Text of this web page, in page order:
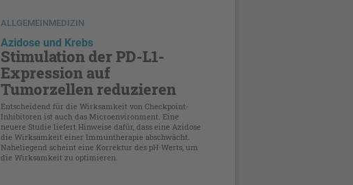
ALLGEMEINMEDIZIN
Azidose und Krebs
Stimulation der PD-L1-
Expression auf
Tumorzellen reduzieren
Entscheidend für die Wirksamkeit von Checkpoint-
Inhibitoren ist auch das Microenvironment. Eine
neuere Studie liefert Hinweise dafür, dass eine Azidose
die Wirksamkeit einer Immuntherapie abschwächt.
Naheliegend scheint eine Korrektur des pH-Werts, um
die Wirksamkeit zu optimieren.